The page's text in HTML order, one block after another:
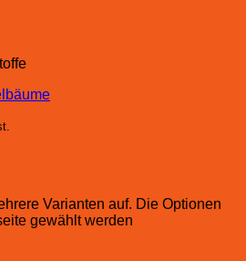
Varianten auf. Die Optionen
gewählt werden